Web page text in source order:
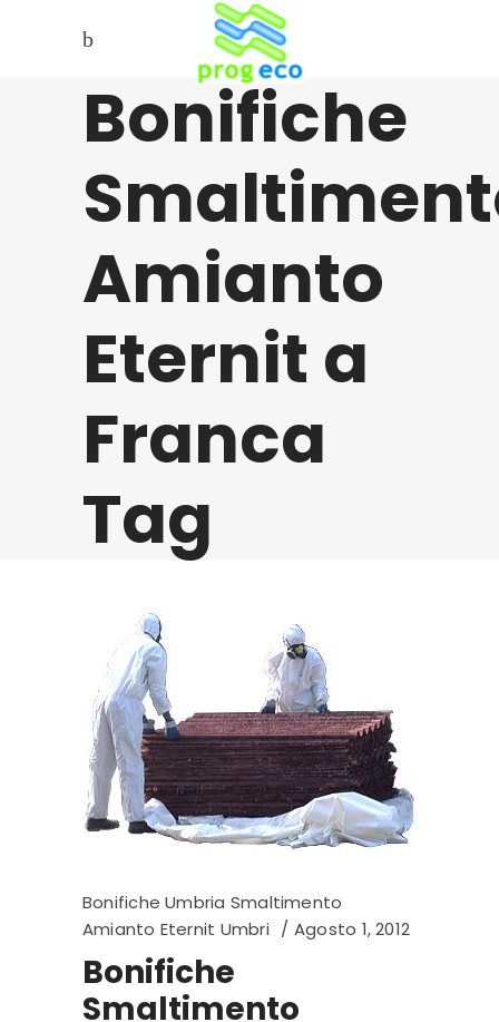
Bonifiche
Amianto
Eternit a
Franca
Tag
Bonifiche Umbria Smaltimento
Amianto Eternit Umbri
Agosto 1, 2012
Bonifiche
Smaltimento